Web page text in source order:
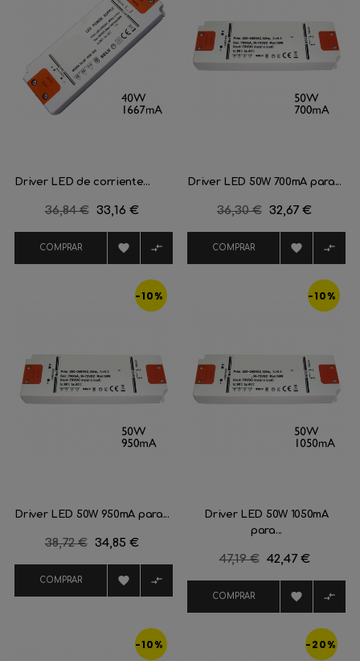
Driver LED de corriente...
Precio
36,84 € Precio
33,16 €
COMPRAR  
Driver LED 50W 700mA para...
Precio
36,30 € Precio
32,67 €
COMPRAR  
-10%
Driver LED 50W 950mA para...
Precio
38,72 € Precio
34,85 €
COMPRAR  
-10%
Driver LED 50W 1050mA
para...
Precio
47,19 € Precio
42,47 €
COMPRAR  
-10% -20%